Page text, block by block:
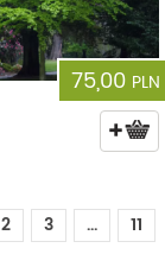
75,00 PLN
2 3 ... 11